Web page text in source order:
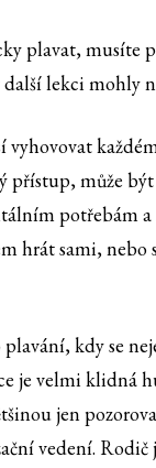
plavat,
lekci mohly
přístup, může
potřebám
hrát sami,
kdy se
je velmi klidná
jen
vedení. Rodič